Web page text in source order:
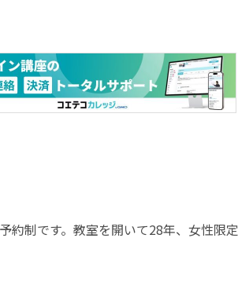
制です。教室を開いて28年、女性限